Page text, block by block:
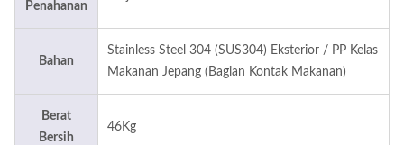
Penahanan
Bahan
Stainless Steel 304 (SUS304) Eksterior / PP Kelas
Makanan Jepang (Bagian Kontak Makanan)
Berat
Bersih
46Kg